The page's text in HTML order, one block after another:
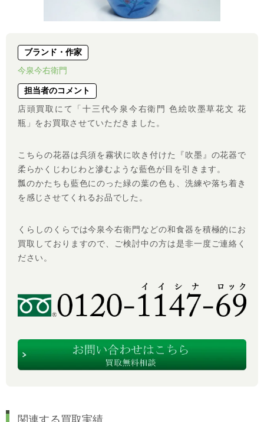
ブランド・作家
今泉今右衛門
担当者のコメント
店頭買取にて「十三代今泉今右衛門 色絵吹墨草花文 花
瓶」をお買取させていただきました。
こちらの花器は呉須を霧状に吹き付けた『吹墨』の花器で
柔らかくじわじわと滲むような藍色が目を引きます。
瓢のかたちも藍色にのった緑の葉の色も、洗練や落ち着き
を感じさせてくれるお品でした。
くらしのくらでは今泉今右衛門などの和食器を積極的にお
買取しておりますので、ご検討中の方は是非一度ご連絡く
ださい。